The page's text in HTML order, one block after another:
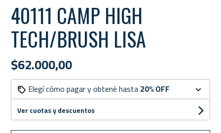
40111 CAMP HIGH
TECH/BRUSH LISA
$62.000,00
Elegí cómo pagar y obtené hasta20% OFF
Ver cuotas y descuentos